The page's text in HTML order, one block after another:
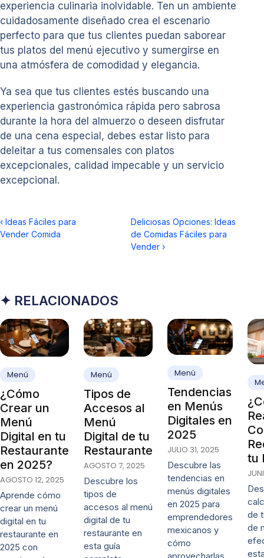
experiencia culinaria inolvidable. Ten un ambiente
cuidadosamente diseñado crea el escenario
perfecto para que tus clientes puedan saborear
tus platos del menú ejecutivo y sumergirse en
una atmósfera de comodidad y elegancia.
Ya sea que tus clientes estés buscando una
experiencia gastronómica rápida pero sabrosa
durante la hora del almuerzo o deseen disfrutar
de una cena especial, debes estar listo para
deleitar a tus comensales con platos
excepcionales, calidad impecable y un servicio
excepcional.
‹ Ideas Fáciles para
Vender Comida
Deliciosas Opciones: Ideas
de Comidas Fáciles para
Vender›
✦ RELACIONADOS
Menú
¿Cómo
Crear un
Menú
Digital en tu
Restaurante
en 2025?
AGOSTO 12, 2025
Aprende cómo
crear un menú
digital en tu
restaurante en
2025 con
Menú
Tipos de
Accesos al
Menú
Digital de tu
Restaurante
AGOSTO 7, 2025
Descubre los
tipos de
accesos al menú
digital de tu
restaurante en
esta guía
Menú
Tendencias
en Menús
Digitales en
2025
JULIO 31, 2025
Descubre las
tendencias en
menús digitales
en 2025 para
emprendedores
mexicanos y
cómo
tu
de
de